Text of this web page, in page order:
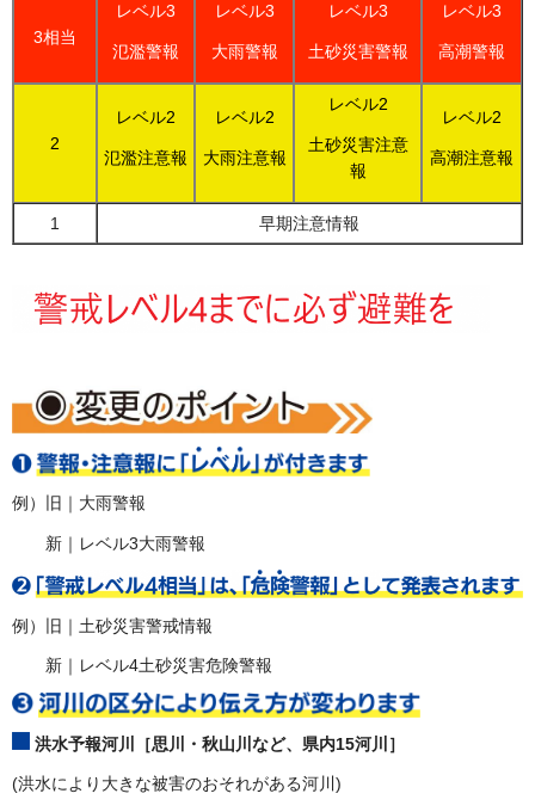
3相当
レベル3
氾濫警報
レベル3
大雨警報
レベル3
土砂災害警報
レベル3
高潮警報
2
レベル2
氾濫注意報
レベル2
大雨注意報
レベル2
土砂災害注意
報
レベル2
高潮注意報
1 早期注意情報
例）旧｜大雨警報
新｜レベル3大雨警報
例）旧｜土砂災害警戒情報
新｜レベル4土砂災害危険警報
洪水予報河川［思川・秋山川など、県内15河川］
(洪水により大きな被害のおそれがある河川)